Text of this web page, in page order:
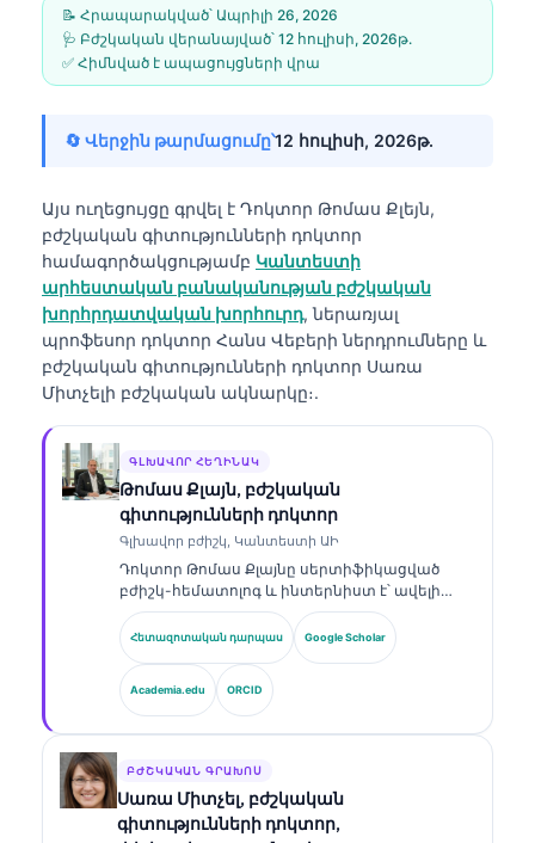
📝 Հրապարակված՝ Ապրիլի 26, 2026
🩺 Բժշկական վերանայված՝ 12 հուլիսի, 2026թ․
✅ Հիմնված է ապացույցների վրա
🔄 Վերջին թարմացումը՝12 հուլիսի, 2026թ․
Այս ուղեցույցը գրվել է Դոկտոր Թոմաս Քլեյն,
բժշկական գիտությունների դոկտոր
համագործակցությամբ Կանտեստի
արհեստական բանականության բժշկական
խորհրդատվական խորհուրդ, ներառյալ
պրոֆեսոր դոկտոր Հանս Վեբերի ներդրումները և
բժշկական գիտությունների դոկտոր Սառա
Միտչելի բժշկական ակնարկը։.
ԳԼԽԱՎՈՐ ՀԵՂԻՆԱԿ
Թոմաս Քլայն, բժշկական
գիտությունների դոկտոր
Գլխավոր բժիշկ, Կանտեստի ԱԻ
Դոկտոր Թոմաս Քլայնը սերտիֆիկացված
բժիշկ-հեմատոլոգ և ինտերնիստ է՝ ավելի
քան 15 տարվա փորձով լաբորատոր
բժշկության և ԱԻ-ի օգնությամբ կլինիկական
վերլուծության ոլորտում։ Որպես Kantesti AI-ի
գլխավոր բժշկական տնօրեն՝ նա ապահովում
է սեփականատիրական նեյրոնային ցանցի
բժշկական ճշգրտության կլինիկական
վերահսկողությունը։ Դոկտոր Քլայնը լայնորեն
հրապարակել է բիոմարկերների
ախտորոշման վերաբերյալ՝ լաբորատոր
բժշկության թեմաներով։.
Հետազոտական դարպաս Google Scholar
Academia.edu ORCID
ԲԺՇԿԱԿԱՆ ԳՐԱԽՈՍ
Սառա Միտչել, բժշկական
գիտությունների դոկտոր,